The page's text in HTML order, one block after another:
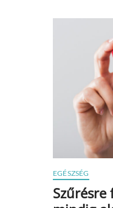
EGÉSZSÉG
Szűrésre